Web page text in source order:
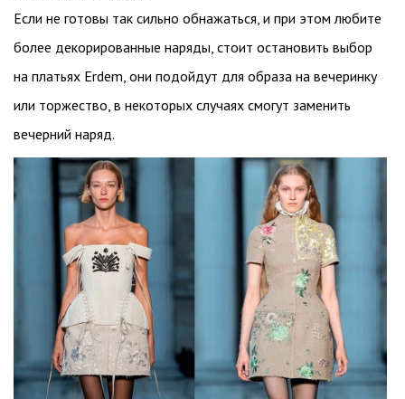
Если не готовы так сильно обнажаться, и при этом любите
более декорированные наряды, стоит остановить выбор
на платьях Erdem, они подойдут для образа на вечеринку
или торжество, в некоторых случаях смогут заменить
вечерний наряд.